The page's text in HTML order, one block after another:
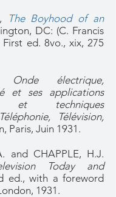
The Boyhood of an
DC: (C. Francis
First ed. 8vo., xix, 275
Onde électrique,
et ses applications
et techniques
Télévision,
Paris, Juin 1931.
and CHAPPLE, H.J.
Today and
ed., with a foreword
1931.